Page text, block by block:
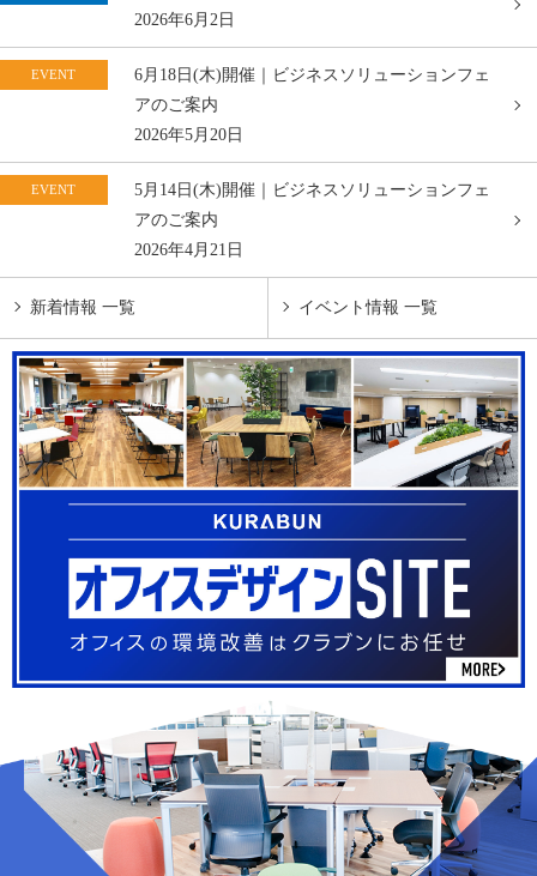
2026年6月2日
EVENT
6月18日(木)開催｜ビジネスソリューションフェ
アのご案内
2026年5月20日
EVENT
5月14日(木)開催｜ビジネスソリューションフェ
アのご案内
2026年4月21日
新着情報 一覧 イベント情報 一覧